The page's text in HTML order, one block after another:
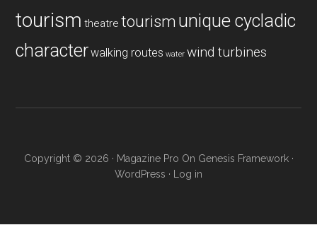
tourism theatre tourism unique cycladic
characterwalking routes water wind turbines
Copyright © 2026 · Magazine Pro On Genesis Framework·
WordPress · Log in